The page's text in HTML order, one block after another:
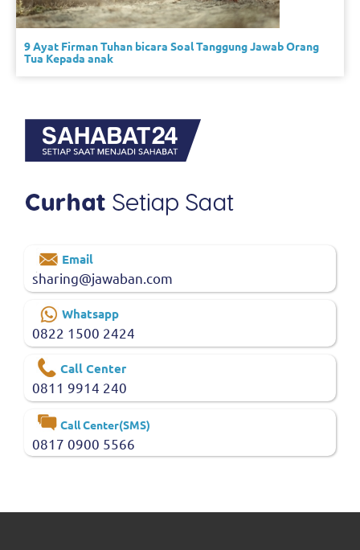
9 Ayat Firman Tuhan bicara Soal Tanggung Jawab Orang
Tua Kepada anak
Email
sharing@jawaban.com
Whatsapp
0822 1500 2424
Call Center
0811 9914 240
Call Center(SMS)
0817 0900 5566